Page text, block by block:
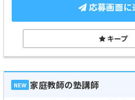
応募画面に
キープ
NEW 家庭教師の塾講師